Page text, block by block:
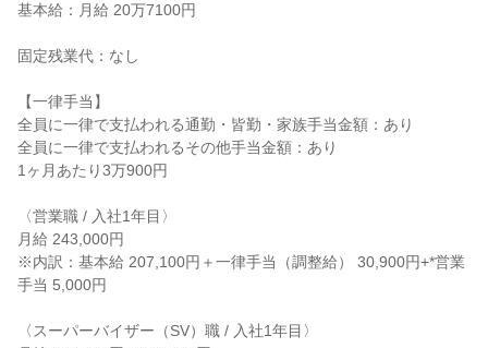
基本給：月給 20万7100円
固定残業代：なし
【一律手当】
全員に一律で支払われる通勤・皆勤・家族手当金額：あり
全員に一律で支払われるその他手当金額：あり
1ヶ月あたり3万900円
〈営業職 / 入社1年目〉
月給 243,000円
※内訳：基本給 207,100円＋一律手当（調整給） 30,900円+*営業
手当 5,000円
〈スーパーバイザー（SV）職 / 入社1年目〉